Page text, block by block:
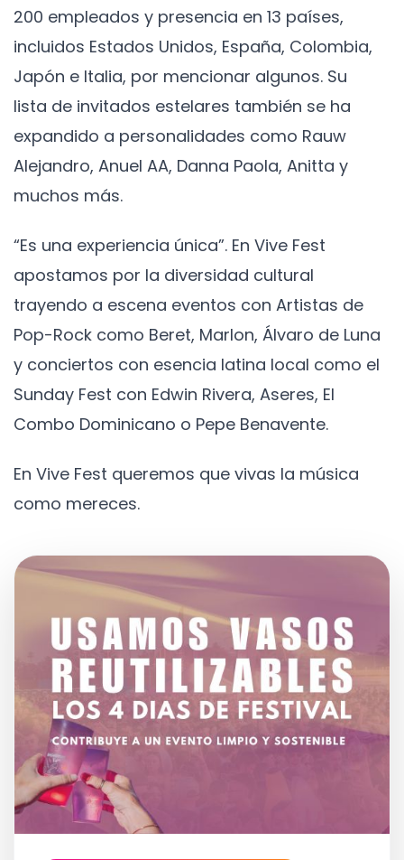
200 empleados y presencia en 13 países,
incluidos Estados Unidos, España, Colombia,
Japón e Italia, por mencionar algunos. Su
lista de invitados estelares también se ha
expandido a personalidades como Rauw
Alejandro, Anuel AA, Danna Paola, Anitta y
muchos más.
“Es una experiencia única”. En Vive Fest
apostamos por la diversidad cultural
trayendo a escena eventos con Artistas de
Pop-Rock como Beret, Marlon, Álvaro de Luna
y conciertos con esencia latina local como el
Sunday Fest con Edwin Rivera, Aseres, El
Combo Dominicano o Pepe Benavente.
En Vive Fest queremos que vivas la música
como mereces.